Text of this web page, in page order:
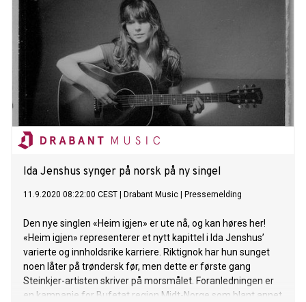
Ida Jenshus synger på norsk på ny singel
11.9.2020 08:22:00 CEST Drabant Music Pressemelding
Den nye singlen «Heim igjen» er ute nå, og kan høres her!
«Heim igjen» representerer et nytt kapittel i Ida Jenshus’
varierte og innholdsrike karriere. Riktignok har hun sunget
noen låter på trøndersk før, men dette er første gang
Steinkjer-artisten skriver på morsmålet. Foranledningen er
en kampanje for Bufetat region Midt-Norge som blant annet